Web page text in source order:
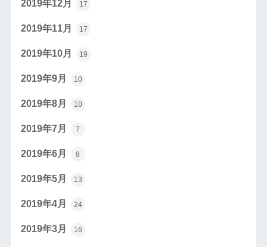
2019年12月 17
2019年11月 17
2019年10月 19
2019年9月 10
2019年8月 10
2019年7月 7
2019年6月 8
2019年5月 13
2019年4月 24
2019年3月 16